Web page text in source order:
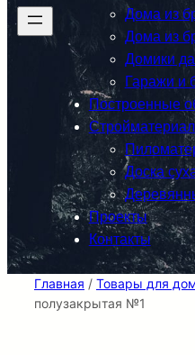
Дома из
Дома из
Домики
Гаражи и
Построенные
Доска
Проекты
Контакты
Главная / Товары для
полузакрытая №1